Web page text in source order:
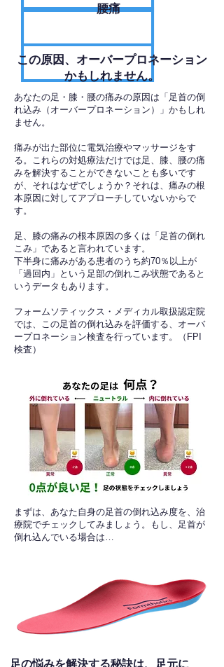
腰痛
​この原因、オーバープロネーション
かもしれません。
あなたの足・膝・腰の痛みの原因は「足首の倒
れ込み（オーバープロネーション）」かもしれ
ません。
痛みが出た部位に電気治療やマッサージをす
る。これらの対処療法だけでは足、膝、腰の痛
みを解決することができないことも多いです
が、それはなぜでしょうか？それは、痛みの根
本原因に対してアプローチしていないからで
す。
足、膝の痛みの根本原因の多くは「足首の倒れ
こみ」であると言われています。
下半身に痛みがある患者のうち約70％以上が
「過回内」という足部の倒れこみ状態であると
いうデータもあります。
フォームソティックス・メディカル取扱認定院
では、この足首の倒れ込みを評価する、オーバ
ープロネーション検査を行っています。（FPI
検査）​
​まずは、あなた自身の足首の倒れ込み度を、治
療院でチェックしてみましょう。もし、足首が
倒れ込んでいる場合は…
足の悩みを解決する秘訣は、足元に